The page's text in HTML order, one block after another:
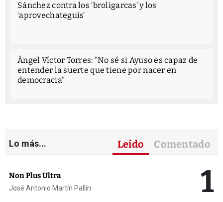
Sánchez contra los ‘broligarcas’ y los
‘aprovechateguis’
Ángel Víctor Torres: "No sé si Ayuso es capaz de
entender la suerte que tiene por nacer en
democracia"
Lo más... Leído Comentado
Non Plus Ultra
José Antonio Martín Pallín 1